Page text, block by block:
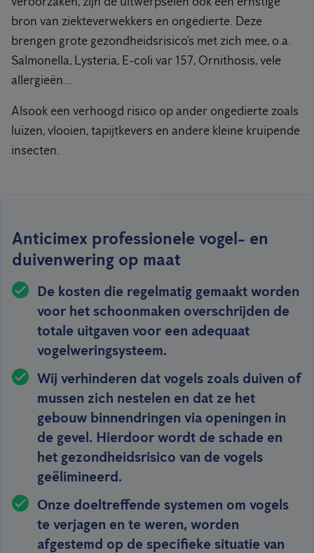
bron van ziekteverwekkers en ongedierte. Deze
brengen grote gezondheidsrisico’s met zich mee, o.a.
Salmonella, Lysteria, E-coli var 157, Ornithosis, vele
allergieën...
Alsook een verhoogd risico op ander ongedierte zoals
luizen, vlooien, tapijtkevers en andere kleine kruipende
insecten.
Anticimex professionele vogel- en
duivenwering op maat
De kosten die regelmatig gemaakt worden
voor het schoonmaken overschrijden de
totale uitgaven voor een adequaat
vogelweringsysteem.
Wij verhinderen dat vogels zoals duiven of
mussen zich nestelen en dat ze het
gebouw binnendringen via openingen in
de gevel. Hierdoor wordt de schade en
het gezondheidsrisico van de vogels
geëlimineerd.
Onze doeltreffende systemen om vogels
te verjagen en te weren, worden
afgestemd op de specifieke situatie van